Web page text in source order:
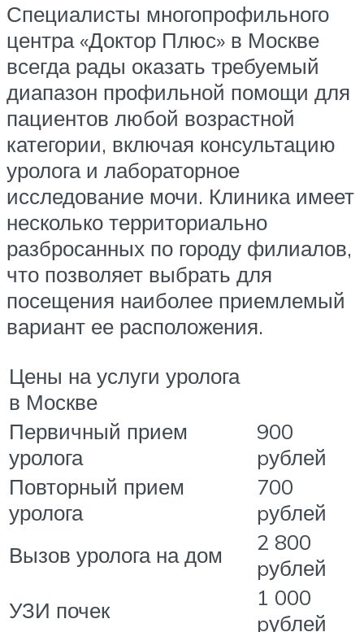
Специалисты многопрофильного
центра «Доктор Плюс» в Москве
всегда рады оказать требуемый
диапазон профильной помощи для
пациентов любой возрастной
категории, включая консультацию
уролога и лабораторное
исследование мочи. Клиника имеет
несколько территориально
разбросанных по городу филиалов,
что позволяет выбрать для
посещения наиболее приемлемый
вариант ее расположения.
Цены на услуги уролога
в Москве
Первичный прием
уролога
900
pублей
Повторный прием
уролога
700
pублей
Вызов уролога на дом
2 800
pублей
УЗИ почек
1 000
pублей